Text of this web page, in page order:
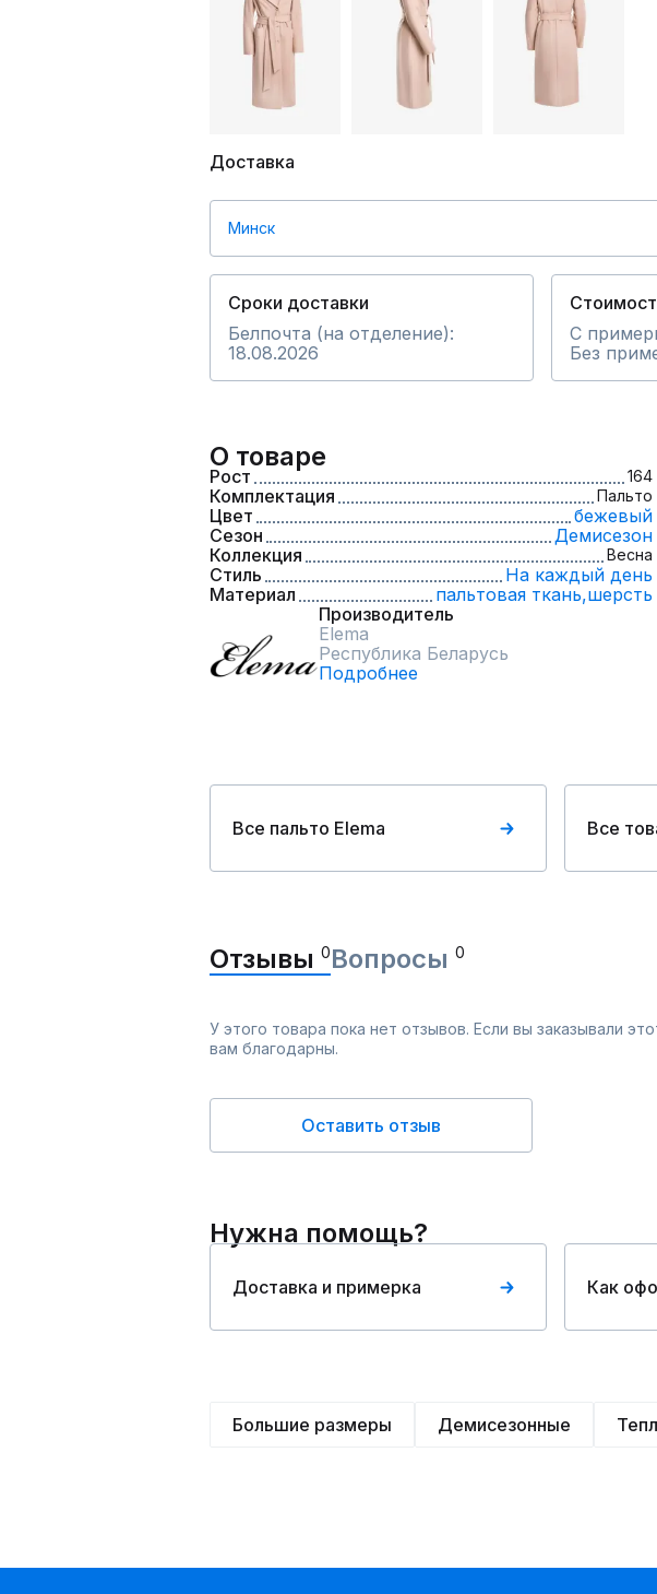
Доставка
Минск
Сроки доставки
Белпочта (на отделение):
18.08.2026
С
Без
О товаре
Рост 164
Комплектация Пальто
Цвет
бежевый
Сезон
Демисезон
Коллекция
Весна
Стиль
На каждый день
Материал
пальтовая ткань,шерсть
Производитель
Elema
Республика Беларусь
Подробнее
Все пальто Elema Все
Отзывы 0Вопросы 0
У этого товара пока нет отзывов. Если вы заказывали
вам благодарны.
Оставить отзыв
Нужна помощь?
Доставка и примерка Как
Большие размеры Демисезонные